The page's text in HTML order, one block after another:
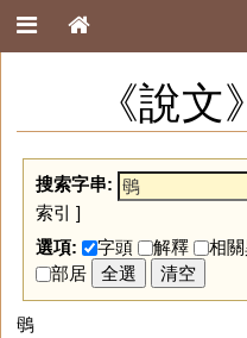
《說
搜索字串:
索引 ]
選項:
字頭 解釋 相
部居
全選 清空
䳇